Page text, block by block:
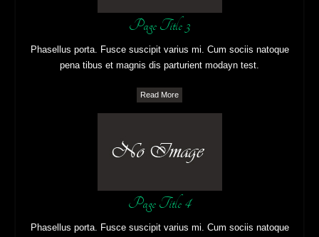
Page Title 3
Phasellus porta. Fusce suscipit varius mi. Cum sociis natoque
pena tibus et magnis dis parturient modayn test.
Read More
Page Title 4
Phasellus porta. Fusce suscipit varius mi. Cum sociis natoque